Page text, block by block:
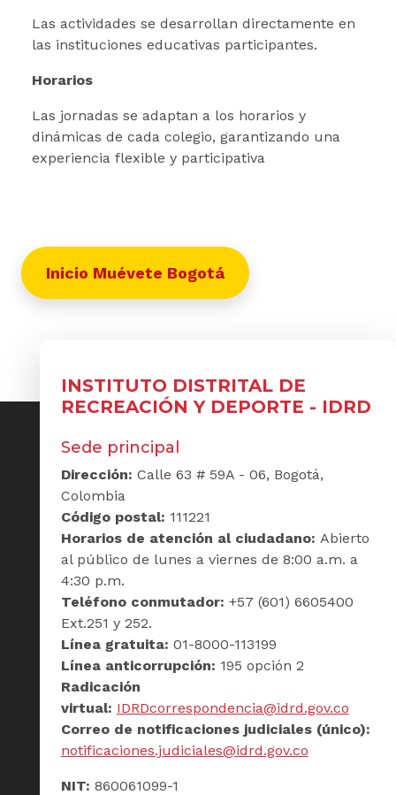
Las actividades se desarrollan directamente en
las instituciones educativas participantes.
Horarios
Las jornadas se adaptan a los horarios y
dinámicas de cada colegio, garantizando una
experiencia flexible y participativa
Inicio Muévete Bogotá
INSTITUTO DISTRITAL DE
RECREACIÓN Y DEPORTE - IDRD
Sede principal
Dirección: Calle 63 # 59A - 06, Bogotá,
Colombia
Código postal: 111221
Horarios de atención al ciudadano: Abierto
al público de lunes a viernes de 8:00 a.m. a
4:30 p.m.
Teléfono conmutador: +57 (601) 6605400
Ext.251 y 252.
Línea gratuita: 01-8000-113199
Línea anticorrupción: 195 opción 2
Radicación
virtual: IDRDcorrespondencia@idrd.gov.co
Correo de notificaciones judiciales (único):
notificaciones.judiciales@idrd.gov.co
NIT: 860061099-1